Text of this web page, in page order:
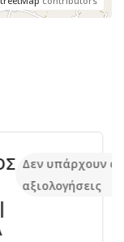
Δεν υπάρχουν
αξιολογήσεις